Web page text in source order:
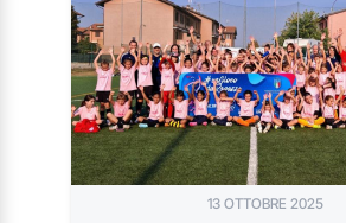
13 OTTOBRE 2025